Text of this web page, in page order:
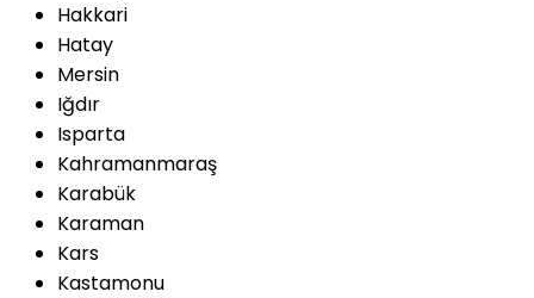
Hakkari
Hatay
Mersin
Iğdır
Isparta
Kahramanmaraş
Karabük
Karaman
Kars
Kastamonu